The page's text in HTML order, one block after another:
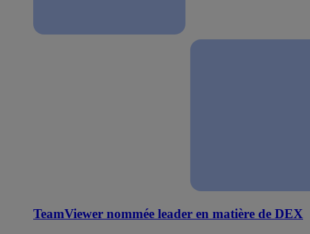
TeamViewer nommée leader en matière de DEX